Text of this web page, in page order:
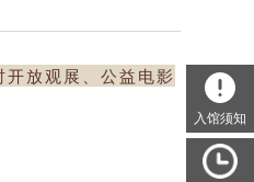
入馆须知
放观展、公益电影